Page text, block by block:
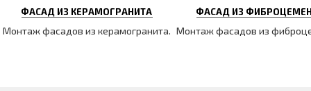
ФАСАД ИЗ КЕРАМОГРАНИТА
Монтаж фасадов из керамогранита.
ФАСАД ИЗ
Монтаж фасадов из